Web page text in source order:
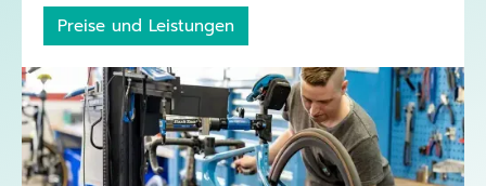
Preise und Leistungen